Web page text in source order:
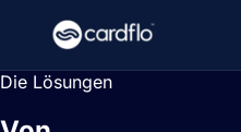
Die Lösungen